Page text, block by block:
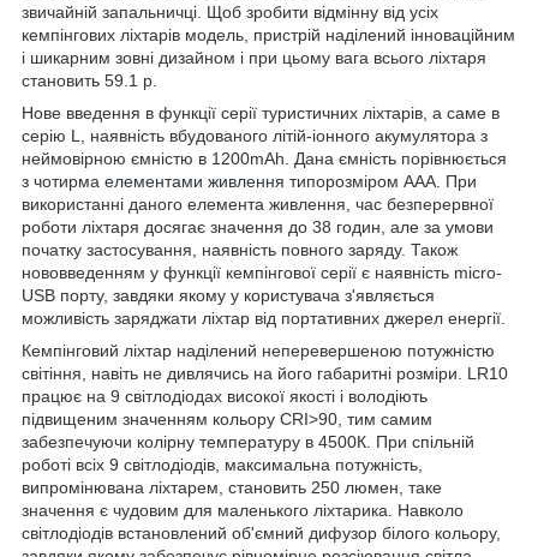
звичайній запальничці. Щоб зробити відмінну від усіх
кемпінгових ліхтарів модель, пристрій наділений інноваційним
і шикарним зовні дизайном і при цьому вага всього ліхтаря
становить 59.1 р.
Нове введення в функції серії туристичних ліхтарів, а саме в
серію L, наявність вбудованого літій-іонного акумулятора з
неймовірною ємністю в 1200mAh. Дана ємність порівнюється
з чотирма елементами живлення типорозміром ААА. При
використанні даного елемента живлення, час безперервної
роботи ліхтаря досягає значення до 38 годин, але за умови
початку застосування, наявність повного заряду. Також
нововведенням у функції кемпінгової серії є наявність micro-
USB порту, завдяки якому у користувача з'являється
можливість заряджати ліхтар від портативних джерел енергії.
Кемпінговий ліхтар наділений неперевершеною потужністю
світіння, навіть не дивлячись на його габаритні розміри. LR10
працює на 9 світлодіодах високої якості і володіють
підвищеним значенням кольору CRI>90, тим самим
забезпечуючи колірну температуру в 4500К. При спільній
роботі всіх 9 світлодіодів, максимальна потужність,
випромінювана ліхтарем, становить 250 люмен, таке
значення є чудовим для маленького ліхтарика. Навколо
світлодіодів встановлений об'ємний дифузор білого кольору,